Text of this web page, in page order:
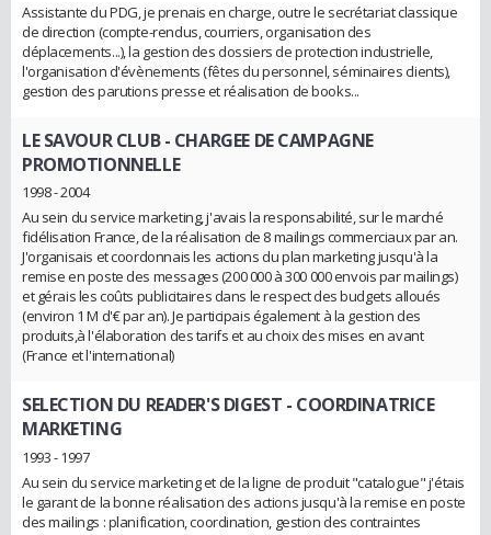
Assistante du PDG, je prenais en charge, outre le secrétariat classique
de direction (compte-rendus, courriers, organisation des
déplacements...), la gestion des dossiers de protection industrielle,
l'organisation d'évènements (fêtes du personnel, séminaires clients),
gestion des parutions presse et réalisation de books...
LE SAVOUR CLUB- CHARGEE DE CAMPAGNE
PROMOTIONNELLE
1998 - 2004
Au sein du service marketing, j'avais la responsabilité, sur le marché
fidélisation France, de la réalisation de 8 mailings commerciaux par an.
J'organisais et coordonnais les actions du plan marketing jusqu'à la
remise en poste des messages (200 000 à 300 000 envois par mailings)
et gérais les coûts publicitaires dans le respect des budgets alloués
(environ 1 M d'€ par an). Je participais également à la gestion des
produits,à l'élaboration des tarifs et au choix des mises en avant
(France et l'international)
SELECTION DU READER'S DIGEST - COORDINATRICE
MARKETING
1993 - 1997
Au sein du service marketing et de la ligne de produit "catalogue" j'étais
le garant de la bonne réalisation des actions jusqu'à la remise en poste
des mailings : planification, coordination, gestion des contraintes